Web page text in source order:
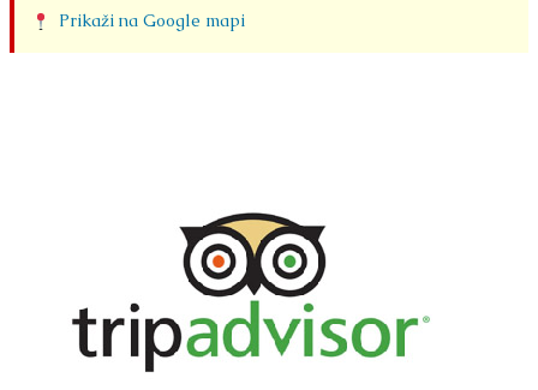
Prikaži na Google mapi